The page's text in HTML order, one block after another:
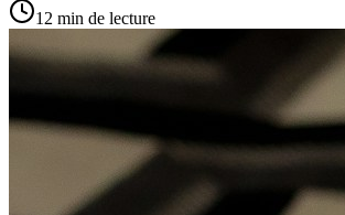
12 min de lecture